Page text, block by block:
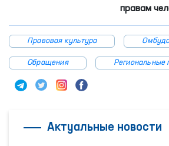
правам
Правовая культура
Обращения Региональные
Актуальные новости